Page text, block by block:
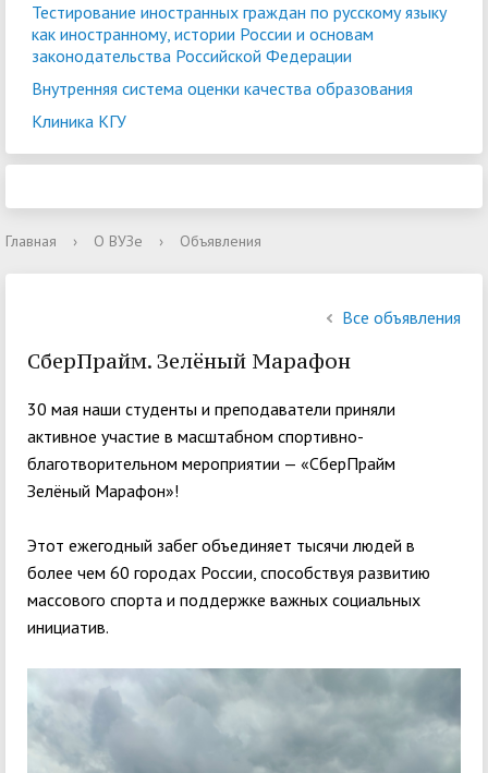
Тестирование иностранных граждан по русскому языку
как иностранному, истории России и основам
законодательства Российской Федерации
Внутренняя система оценки качества образования
Клиника КГУ
Главная › О ВУЗе › Объявления
Все объявления
СберПрайм. Зелёный Марафон
30 мая наши студенты и преподаватели приняли
активное участие в масштабном спортивно-
благотворительном мероприятии — «СберПрайм
Зелёный Марафон»!
Этот ежегодный забег объединяет тысячи людей в
более чем 60 городах России, способствуя развитию
массового спорта и поддержке важных социальных
инициатив.